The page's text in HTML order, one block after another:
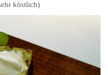
köstlich)